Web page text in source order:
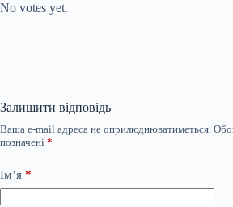
No votes yet.
Залишити відповідь
Ваша e-mail адреса не оприлюднюватиметься.
позначені *
Ім’я *